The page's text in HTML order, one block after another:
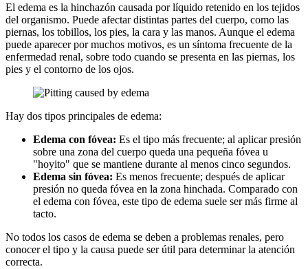
El edema es la hinchazón causada por líquido retenido en los tejidos
del organismo. Puede afectar distintas partes del cuerpo, como las
piernas, los tobillos, los pies, la cara y las manos. Aunque el edema
puede aparecer por muchos motivos, es un síntoma frecuente de la
enfermedad renal, sobre todo cuando se presenta en las piernas, los
pies y el contorno de los ojos.
Hay dos tipos principales de edema:
Edema con fóvea: Es el tipo más frecuente; al aplicar presión
sobre una zona del cuerpo queda una pequeña fóvea u
"hoyito" que se mantiene durante al menos cinco segundos.
Edema sin fóvea: Es menos frecuente; después de aplicar
presión no queda fóvea en la zona hinchada. Comparado con
el edema con fóvea, este tipo de edema suele ser más firme al
tacto.
No todos los casos de edema se deben a problemas renales, pero
conocer el tipo y la causa puede ser útil para determinar la atención
correcta.